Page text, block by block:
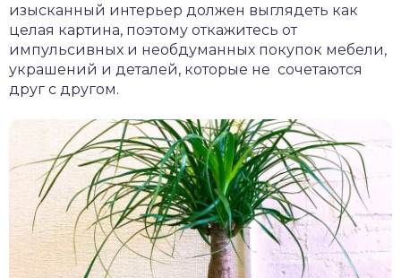
изысканный интерьер должен выглядеть как
целая картина, поэтому откажитесь от
импульсивных и необдуманных покупок мебели,
украшений и деталей, которые не сочетаются
друг с другом.